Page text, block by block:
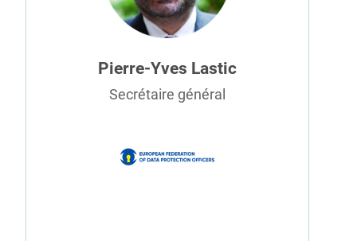
Pierre-Yves Lastic
Secrétaire général